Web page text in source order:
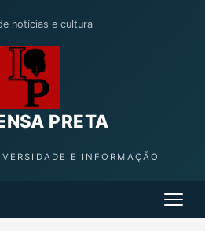
notícias e cultura
PRETA
E INFORMAÇÃO